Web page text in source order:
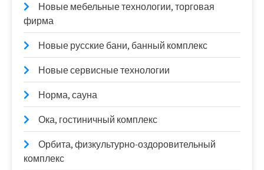
Новые мебельные технологии, торговая
фирма
Новые русские бани, банный комплекс
Новые сервисные технологии
Норма, сауна
Ока, гостиничный комплекс
Орбита, физкультурно-оздоровительный
комплекс